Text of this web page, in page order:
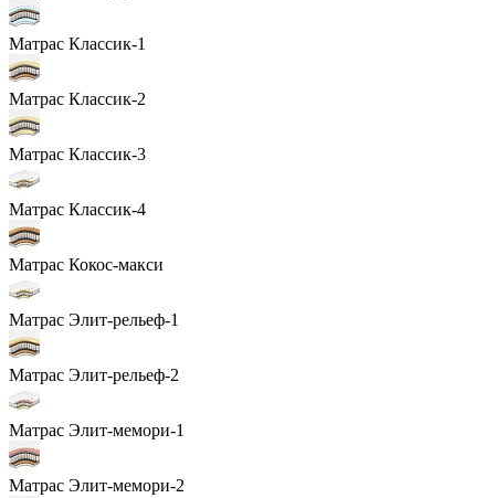
Матрас Классик-1
Матрас Классик-2
Матрас Классик-3
Матрас Классик-4
Матрас Кокос-макси
Матрас Элит-рельеф-1
Матрас Элит-рельеф-2
Матрас Элит-мемори-1
Матрас Элит-мемори-2